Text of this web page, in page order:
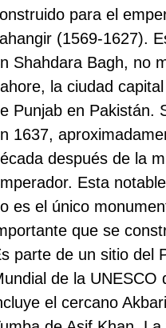
para el
(1569-1627).
Shahdara Bagh, no
la ciudad
Punjab en Pakistán.
1637,
después de la
Esta
es el único
que se
parte de un sitio del
de la UNESCO
el cercano